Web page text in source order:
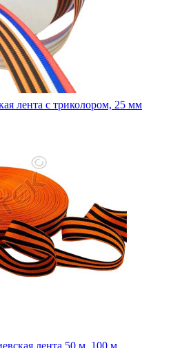
лента с триколором, 25 мм
лента 50 м, 100 м